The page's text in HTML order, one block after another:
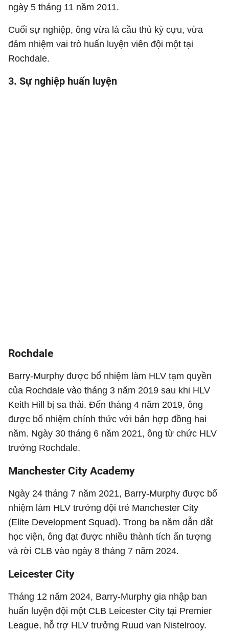
ngày 5 tháng 11 năm 2011.
Cuối sự nghiệp, ông vừa là cầu thủ kỳ cựu, vừa
đảm nhiệm vai trò huấn luyện viên đội một tại
Rochdale.
3. Sự nghiệp huấn luyện
Rochdale
Barry-Murphy được bổ nhiệm làm HLV tạm quyền
của Rochdale vào tháng 3 năm 2019 sau khi HLV
Keith Hill bị sa thải. Đến tháng 4 năm 2019, ông
được bổ nhiệm chính thức với bản hợp đồng hai
năm. Ngày 30 tháng 6 năm 2021, ông từ chức HLV
trưởng Rochdale.
Manchester City Academy
Ngày 24 tháng 7 năm 2021, Barry-Murphy được bổ
nhiệm làm HLV trưởng đội trẻ Manchester City
(Elite Development Squad). Trong ba năm dẫn dắt
học viện, ông đạt được nhiều thành tích ấn tượng
và rời CLB vào ngày 8 tháng 7 năm 2024.
Leicester City
Tháng 12 năm 2024, Barry-Murphy gia nhập ban
huấn luyện đội một CLB Leicester City tại Premier
League, hỗ trợ HLV trưởng Ruud van Nistelrooy.